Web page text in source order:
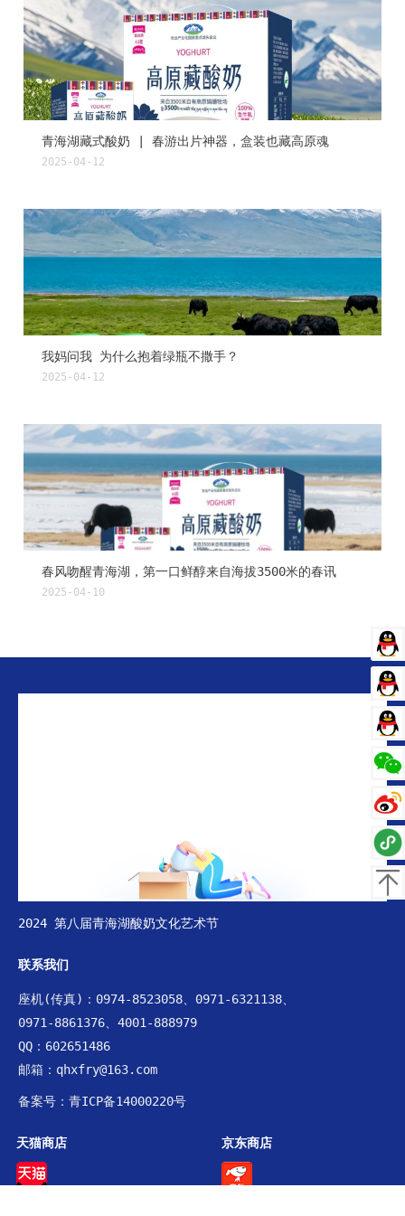
青海湖藏式酸奶 | 春游出片神器，盒装也藏高原魂
2025-04-12
我妈问我 为什么抱着绿瓶不撒手？
2025-04-12
春风吻醒青海湖，第一口鲜醇来自海拔3500米的春讯
2025-04-10
2024 第八届青海湖酸奶文化艺术节
联系我们
座机(传真)：0974-8523058、0971-6321138、
0971-8861376、4001-888979
QQ：602651486
邮箱：qhxfry@163.com
备案号：青ICP备14000220号
天猫商店 京东商店
客
客
客
返